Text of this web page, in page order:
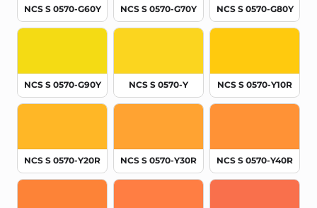
NCS S 0570-G60Y NCS S 0570-G70Y NCS S 0570-G80Y
NCS S 0570-G90Y NCS S 0570-Y NCS S 0570-Y10R
NCS S 0570-Y20R NCS S 0570-Y30R NCS S 0570-Y40R